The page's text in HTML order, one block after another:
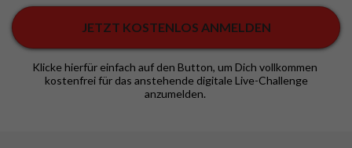
JETZT KOSTENLOS ANMELDEN
Klicke hierfür einfach auf den Button, um Dich vollkommen
kostenfrei für das anstehende digitale Live-Challenge
anzumelden.